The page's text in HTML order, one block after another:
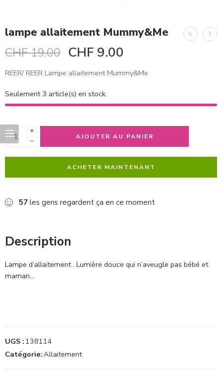
lampe allaitement Mummy&Me
CHF19.00 CHF 9.00
REER/ REER Lampe allaitement Mummy&Me
Seulement 3 article(s) en stock.
+
−
AJOUTER AU PANIER
ACHETER MAINTENANT
57 les gens regardent ça en ce moment
Description
Lampe d’allaitement . Lumière douce qui n’aveugle pas bébé et
maman…
UGS : 138114
Catégorie:Allaitement